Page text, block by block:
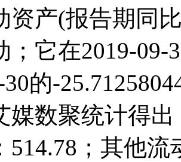
资产(报告期同
；它在2019-09-
30的-
媒数聚统计得
514.78；其他